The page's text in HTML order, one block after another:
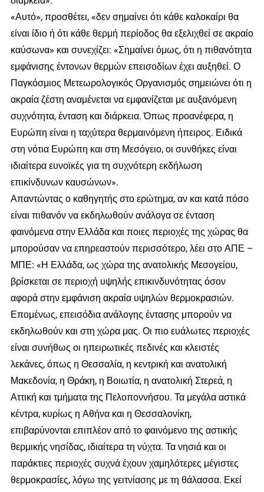
«Αυτό», προσθέτει, «δεν σημαίνει ότι κάθε καλοκαίρι θα
είναι ίδιο ή ότι κάθε θερμή περίοδος θα εξελιχθεί σε ακραίο
καύσωνα» και συνεχίζει: «Σημαίνει όμως, ότι η πιθανότητα
εμφάνισης έντονων θερμών επεισοδίων έχει αυξηθεί. Ο
Παγκόσμιος Μετεωρολογικός Οργανισμός σημειώνει ότι η
ακραία ζέστη αναμένεται να εμφανίζεται με αυξανόμενη
συχνότητα, ένταση και διάρκεια. Όπως προανέφερα, η
Ευρώπη είναι η ταχύτερα θερμαινόμενη ήπειρος. Ειδικά
στη νότια Ευρώπη και στη Μεσόγειο, οι συνθήκες είναι
ιδιαίτερα ευνοϊκές για τη συχνότερη εκδήλωση
επικίνδυνων καυσώνων».
Απαντώντας ο καθηγητής στο ερώτημα, αν και κατά πόσο
είναι πιθανόν να εκδηλωθούν ανάλογα σε ένταση
φαινόμενα στην Ελλάδα και ποιες περιοχές της χώρας θα
μπορούσαν να επηρεαστούν περισσότερο, λέει στο ΑΠΕ –
ΜΠΕ: «Η Ελλάδα, ως χώρα της ανατολικής Μεσογείου,
βρίσκεται σε περιοχή υψηλής επικινδυνότητας όσον
αφορά στην εμφάνιση ακραία υψηλών θερμοκρασιών.
Επομένως, επεισόδια ανάλογης έντασης μπορούν να
εκδηλωθούν και στη χώρα μας. Οι πιο ευάλωτες περιοχές
είναι συνήθως οι ηπειρωτικές πεδινές και κλειστές
λεκάνες, όπως η Θεσσαλία, η κεντρική και ανατολική
Μακεδονία, η Θράκη, η Βοιωτία, η ανατολική Στερεά, η
Αττική και τμήματα της Πελοποννήσου. Τα μεγάλα αστικά
κέντρα, κυρίως η Αθήνα και η Θεσσαλονίκη,
επιβαρύνονται επιπλέον από το φαινόμενο της αστικής
θερμικής νησίδας, ιδιαίτερα τη νύχτα. Τα νησιά και οι
παράκτιες περιοχές συχνά έχουν χαμηλότερες μέγιστες
θερμοκρασίες, λόγω της γειτνίασης με τη θάλασσα. Εκεί